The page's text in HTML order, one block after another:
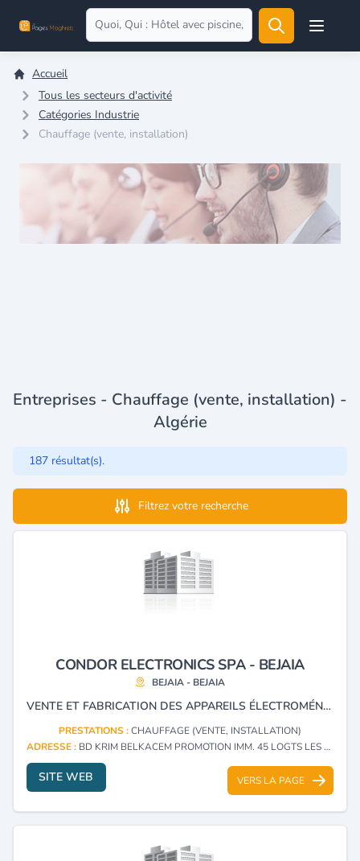
Open
Accueil
Tous les secteurs d'activité
Catégories Industrie
Chauffage (vente, installation)
Entreprises - Chauffage (vente, installation) -
Algérie
187 résultat(s).
Filtrez votre recherche
CONDOR ELECTRONICS SPA - BEJAIA
BEJAIA - BEJAIA
VENTE ET FABRICATION DES APPAREILS ÉLECTROMÉNAGER , ÉLECTRONIQUE ET INFORMATIQUE DE LA MARQUE CONDOR.
PRESTATIONS :CHAUFFAGE (VENTE, INSTALLATION)
ADRESSE : BD KRIM BELKACEM PROMOTION IMM. 45 LOGTS LES FRERS MELOUI BEJAIA - BEJAIA
SITE WEB VERS LA PAGE